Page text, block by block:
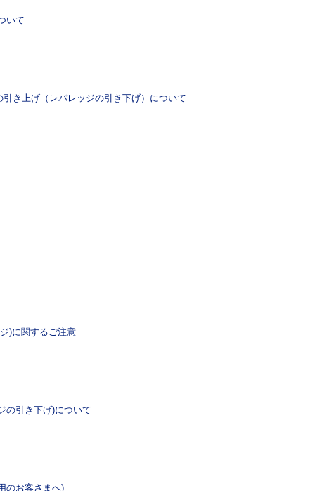
いて
き上げ（レバレッジの引き下げ）について
)に関するご注意
の引き下げ)について
のお客さまへ)